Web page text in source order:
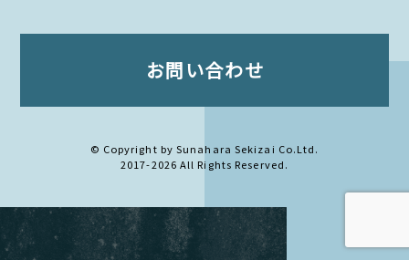
お問い合わせ
© Copyright by Sunahara Sekizai Co.Ltd.
2017-2026 All Rights Reserved.